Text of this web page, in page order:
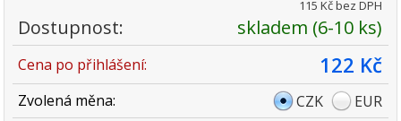
115 Kč bez DPH
Dostupnost: skladem (6-10 ks)
Cena po přihlášení: 122 Kč
Zvolená měna: CZK
EUR